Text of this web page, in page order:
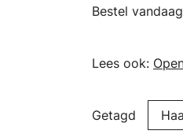
Bestel
Lees ook:
Getagd